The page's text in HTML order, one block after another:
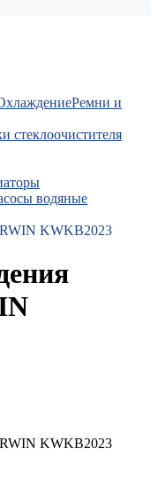
Ремни и
стеклоочистителя
водяные
KWKB2023
KWKB2023